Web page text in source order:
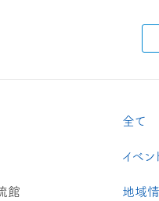
館
全て
イベン
地域